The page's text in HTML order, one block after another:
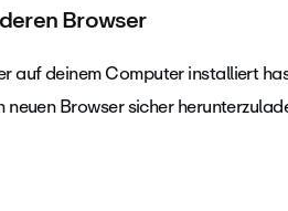
Browser
auf deinem Computer installiert
neuen Browser sicher